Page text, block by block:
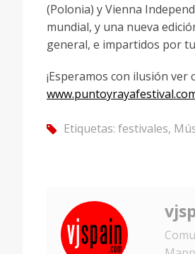
(Polonia) y Vienna
mundial, y una nueva
general, e impartidos por
¡Esperamos con ilusión
tag Etiquetas: festivales,